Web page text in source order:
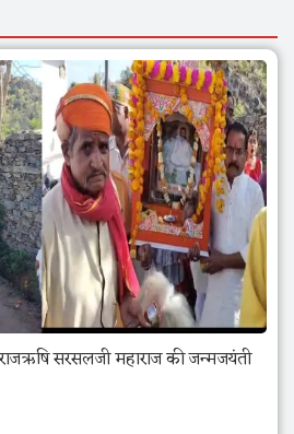
सरसलजी महाराज की जन्मजयंती